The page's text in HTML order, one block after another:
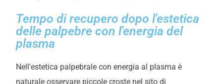
Tempo di recupero dopo l'estetica
delle palpebre con l'energia del
plasma
Nell'estetica palpebrale con energia al plasma è
naturale osservare piccole croste nel sito di